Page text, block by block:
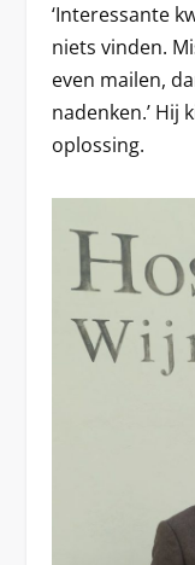
‘Interessante
niets vinden.
even mailen,
nadenken.’ Hij
oplossing.